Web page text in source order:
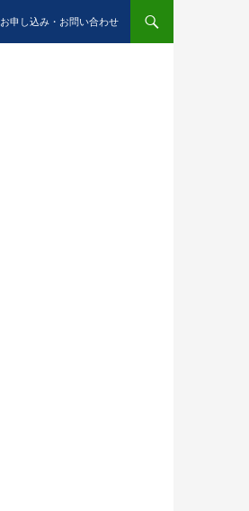
お申し込み・お問い合わせ